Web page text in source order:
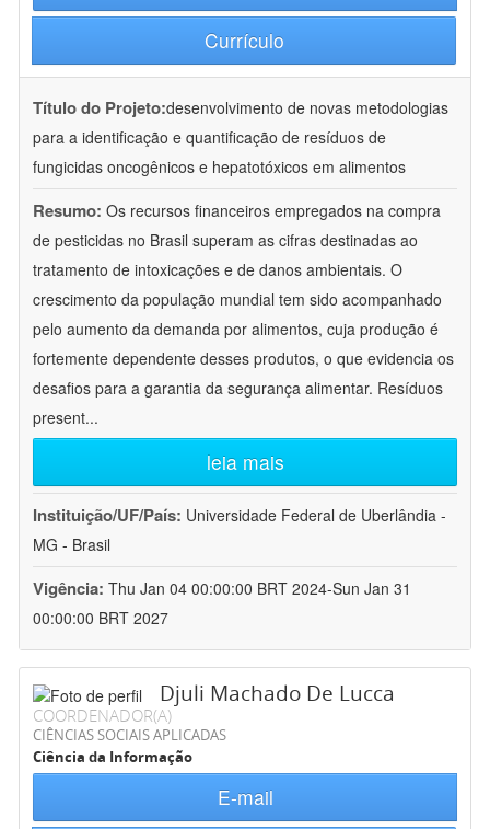
Currículo
Título do Projeto:desenvolvimento de novas metodologias
para a identificação e quantificação de resíduos de
fungicidas oncogênicos e hepatotóxicos em alimentos
Resumo: Os recursos financeiros empregados na compra
de pesticidas no Brasil superam as cifras destinadas ao
tratamento de intoxicações e de danos ambientais. O
crescimento da população mundial tem sido acompanhado
pelo aumento da demanda por alimentos, cuja produção é
fortemente dependente desses produtos, o que evidencia os
desafios para a garantia da segurança alimentar. Resíduos
present...
leia mais
Instituição/UF/País: Universidade Federal de Uberlândia -
MG - Brasil
Vigência: Thu Jan 04 00:00:00 BRT 2024-Sun Jan 31
00:00:00 BRT 2027
Djuli Machado De Lucca
COORDENADOR(A)
CIÊNCIAS SOCIAIS APLICADAS
Ciência da Informação
E-mail